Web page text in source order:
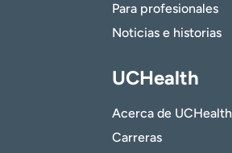
Para profesionales
Noticias e historias
UCHealth
Acerca de UCHealth
Carreras